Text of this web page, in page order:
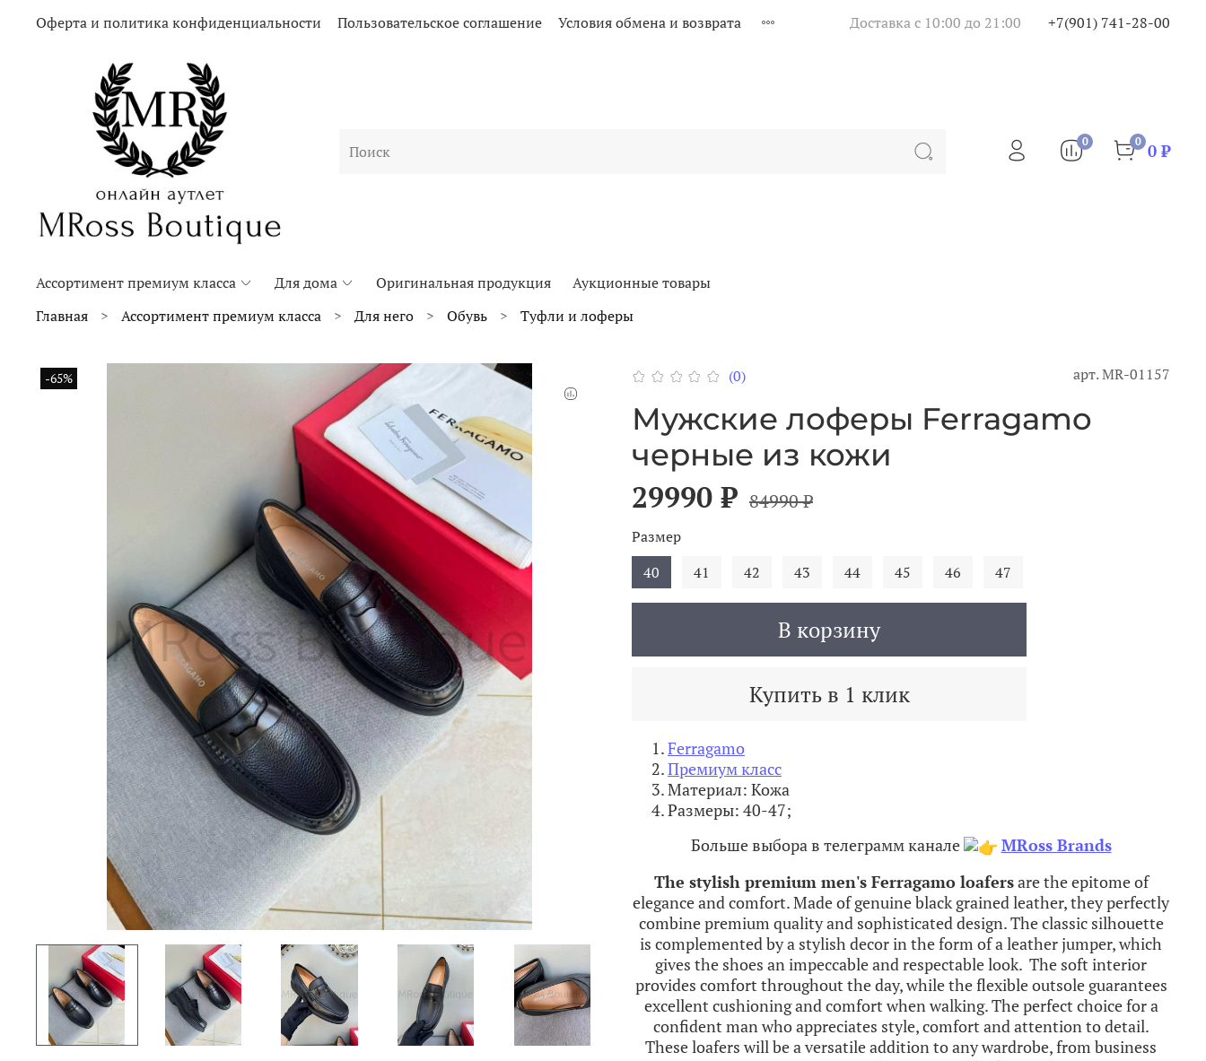
Оферта и политика конфиденциальности Пользовательское соглашение Условия обмена и возврата Доставка с 10:00 до 21:00 +7(901) 741-28-00
0 0 0 ₽
Ассортимент премиум класса Для дома Оригинальная продукция
Аукционные товары
Главная
Ассортимент премиум класса Для него Обувь Туфли и лоферы
-65% (0) арт.MR-01157
Мужские лоферы Ferragamo
черные из кожи
29990 ₽ 84990 ₽
В корзину
Купить в 1 клик
Размер
40
41 42 43 44 45 46 47
Ferragamo
Премиум класс
Материал: Кожа
Размеры: 40-47;
Больше выбора в телеграмм канале
MRoss Brands
The stylish premium men's Ferragamo loafersare theepitomeof
eleganceand comfort.Madeof genuineblack grained leather,theyperfectly
combinepremium qualityand sophisticated design.Theclassic silhouette
is complemented by a stylish decorin theform of a leatherjumper,which
gives the shoes an impeccableand respectablelook. The soft interior
provides comfort throughout theday,whiletheflexibleoutsole guarantees
excellent cushioningand comfort when walking.Theperfect choicefora
confident man whoappreciates style,comfort and attention todetail.
Theseloafers will be a versatileaddition toanywardrobe,from business